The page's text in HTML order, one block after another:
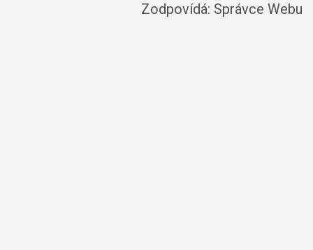
Zodpovídá: Správce Webu